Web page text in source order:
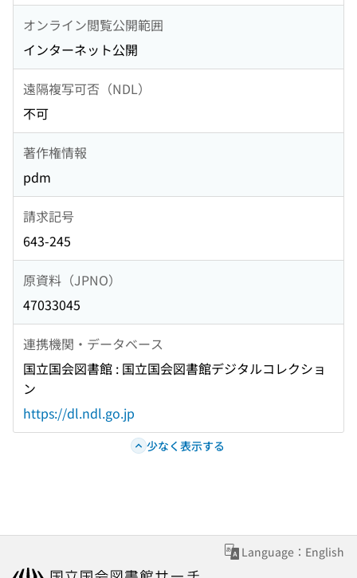
オンライン閲覧公開範囲
インターネット公開
遠隔複写可否（NDL）
不可
著作権情報
pdm
請求記号
643-245
原資料（JPNO）
47033045
連携機関・データベース
国立国会図書館 : 国立国会図書館デジタルコレクショ
ン
https://dl.ndl.go.jp
少なく表示する
Language：English